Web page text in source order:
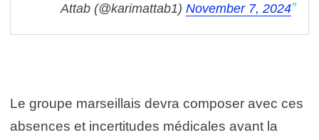
Attab (@karimattab1) November 7, 2024
Le groupe marseillais devra composer avec ces
absences et incertitudes médicales avant la